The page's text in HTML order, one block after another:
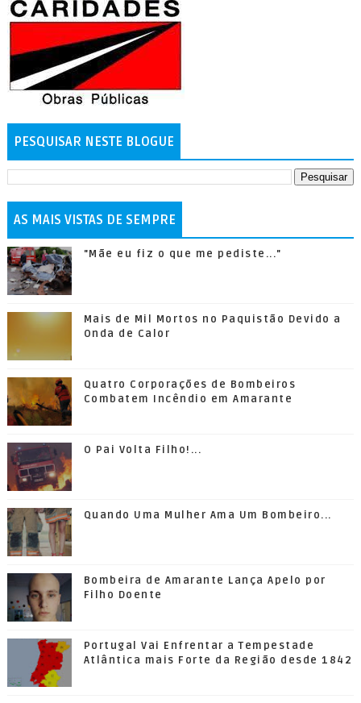
PESQUISAR NESTE BLOGUE
AS MAIS VISTAS DE SEMPRE
"Mãe eu fiz o que me pediste..."
Mais de Mil Mortos no Paquistão Devido a
Onda de Calor
Quatro Corporações de Bombeiros
Combatem Incêndio em Amarante
O Pai Volta Filho!...
Quando Uma Mulher Ama Um Bombeiro...
Bombeira de Amarante Lança Apelo por
Filho Doente
Portugal Vai Enfrentar a Tempestade
Atlântica mais Forte da Região desde 1842